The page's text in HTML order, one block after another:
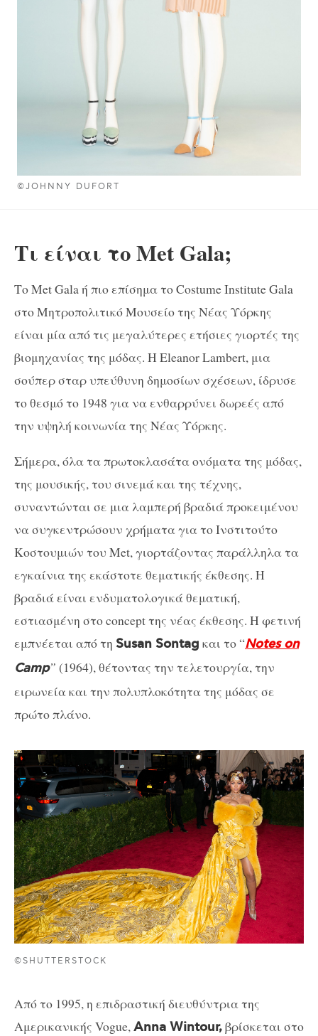
©JOHNNY DUFORT
Τι είναι το Met Gala;
Το Met Gala ή πιο επίσημα το Costume Institute Gala
στο Μητροπολιτικό Μουσείο της Νέας Υόρκης
είναι μία από τις μεγαλύτερες ετήσιες γιορτές της
βιομηχανίας της μόδας. Η Eleanor Lambert, μια
σούπερ σταρ υπεύθυνη δημοσίων σχέσεων, ίδρυσε
το θεσμό το 1948 για να ενθαρρύνει δωρεές από
την υψηλή κοινωνία της Νέας Υόρκης.
Σήμερα, όλα τα πρωτοκλασάτα ονόματα της μόδας,
της μουσικής, του σινεμά και της τέχνης,
συναντώνται σε μια λαμπερή βραδιά προκειμένου
να συγκεντρώσουν χρήματα για το Ινστιτούτο
Κοστουμιών του Met, γιορτάζοντας παράλληλα τα
εγκαίνια της εκάστοτε θεματικής έκθεσης. Η
βραδιά είναι ενδυματολογικά θεματική,
εστιασμένη στο concept της νέας έκθεσης. Η φετινή
εμπνέεται από τη Susan Sontag και το “Notes on
Camp” (1964), θέτοντας την τελετουργία, την
ειρωνεία και την πολυπλοκότητα της μόδας σε
πρώτο πλάνο.
©SHUTTERSTOCK
Από το 1995, η επιδραστική διευθύντρια της
Αμερικανικής Vogue, Anna Wintour,βρίσκεται στο